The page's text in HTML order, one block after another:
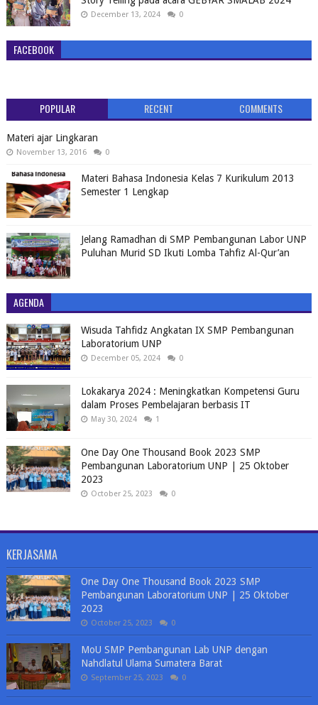
December 13, 2024 0
FACEBOOK
POPULAR RECENT COMMENTS
Materi ajar Lingkaran
November 13, 2016 0
Materi Bahasa Indonesia Kelas 7 Kurikulum 2013
Semester 1 Lengkap
Jelang Ramadhan di SMP Pembangunan Labor UNP
Puluhan Murid SD Ikuti Lomba Tahfiz Al-Qur’an
AGENDA
Wisuda Tahfidz Angkatan IX SMP Pembangunan
Laboratorium UNP
December 05, 2024 0
Lokakarya 2024 : Meningkatkan Kompetensi Guru
dalam Proses Pembelajaran berbasis IT
May 30, 2024 1
One Day One Thousand Book 2023 SMP
Pembangunan Laboratorium UNP | 25 Oktober
2023
October 25, 2023 0
KERJASAMA
One Day One Thousand Book 2023 SMP
Pembangunan Laboratorium UNP | 25 Oktober
2023
October 25, 2023 0
MoU SMP Pembangunan Lab UNP dengan
Nahdlatul Ulama Sumatera Barat
September 25, 2023 0